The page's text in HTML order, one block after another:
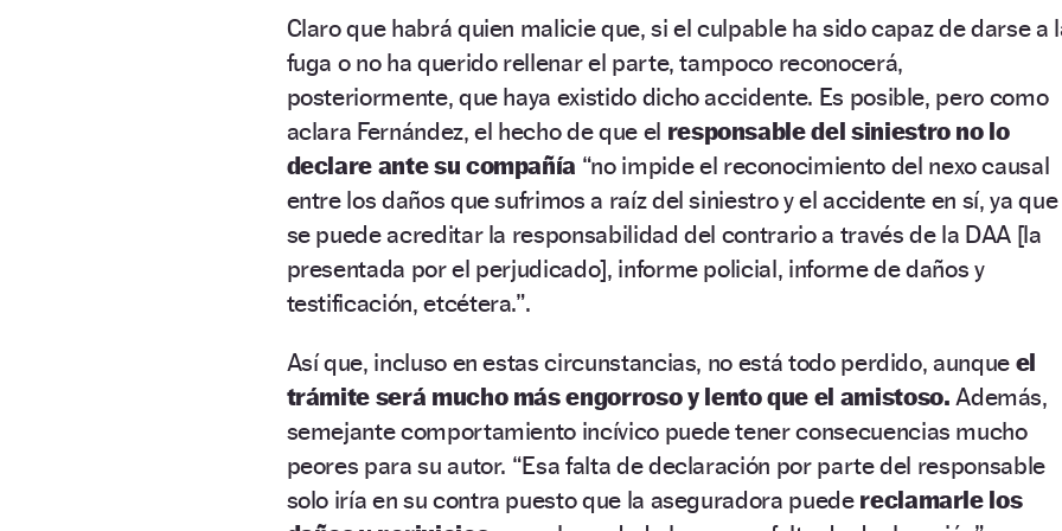
Claro que habrá quien malicie que, si el culpable ha sido capaz de darse a
fuga o no ha querido rellenar el parte, tampoco reconocerá,
posteriormente, que haya existido dicho accidente. Es posible, pero como
aclara Fernández, el hecho de que el responsable del siniestro no lo
declare ante su compañía “no impide el reconocimiento del nexo causal
entre los daños que sufrimos a raíz del siniestro y el accidente en sí, ya que
se puede acreditar la responsabilidad del contrario a través de la DAA [la
presentada por el perjudicado], informe policial, informe de daños y
testificación, etcétera.”.
Así que, incluso en estas circunstancias, no está todo perdido, aunque el
trámite será mucho más engorroso y lento que el amistoso. Además,
semejante comportamiento incívico puede tener consecuencias mucho
peores para su autor. “Esa falta de declaración por parte del responsable
solo iría en su contra puesto que la aseguradora puede reclamarle los